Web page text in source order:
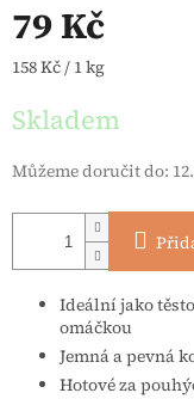
79 Kč
Měrná cena:
158 Kč / 1 kg
Skladem
Můžeme doručit do:
Ideální jako
omáčkou
Jemná a pevná
Hotové za